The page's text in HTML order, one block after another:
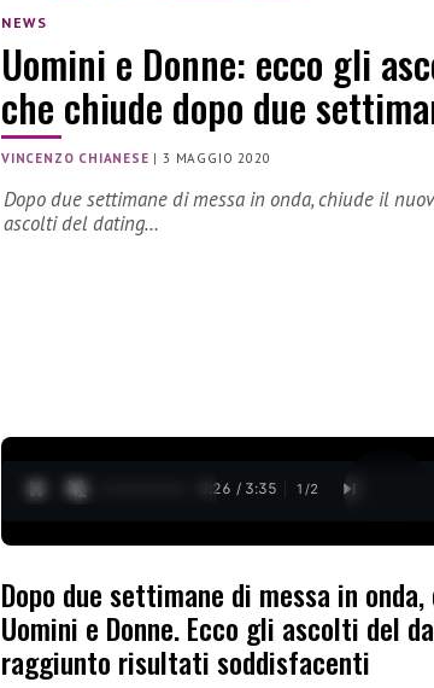
NEWS
Uomini e Donne: ecco gli
che chiude dopo due
VINCENZO CHIANESE |3 MAGGIO 2020
Dopo due settimane di messa in onda, chiude il
ascolti del dating…
0:27 / 3:35 1 /2
Dopo due settimane di messa in
Uomini e Donne. Ecco gli ascolti del
raggiunto risultati soddisfacenti